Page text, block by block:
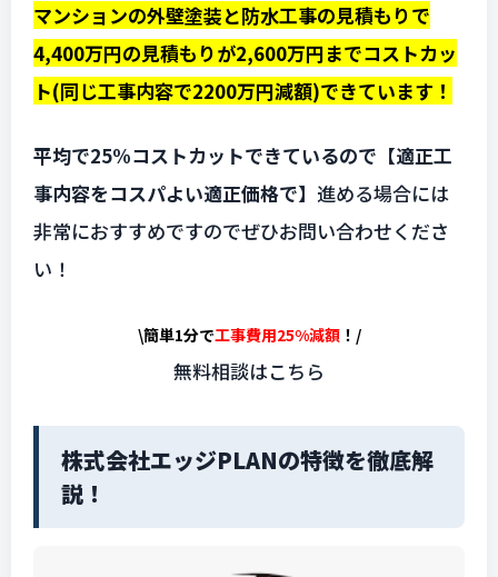
マンションの外壁塗装と防水工事の見積もりで
4,400万円の見積もりが2,600万円までコストカッ
ト(同じ工事内容で2200万円減額)できています！
平均で25%コストカットできているので【適正工
事内容をコスパよい適正価格で】 進める場合には
非常におすすめですのでぜひお問い合わせくださ
い！
\簡単1分で工事費用25%減額！/
無料相談はこちら
株式会社エッジPLANの特徴を徹底解
説！